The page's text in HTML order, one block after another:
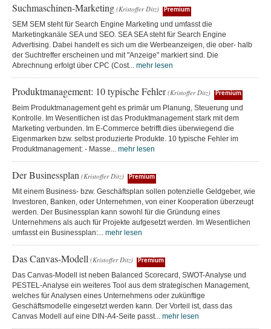
Suchmaschinen-Marketing (Kristoffer Ditz) Premium
SEM SEM steht für Search Engine Marketing und umfasst die
Marketingkanäle SEA und SEO. SEA SEA steht für Search Engine
Advertising. Dabei handelt es sich um die Werbeanzeigen, die ober- halb
der Suchtreffer erscheinen und mit "Anzeige" markiert sind. Die
Abrechnung erfolgt über CPC (Cost... mehr lesen
Produktmanagement: 10 typische Fehler (Kristoffer Ditz) Premium
Beim Produktmanagement geht es primär um Planung, Steuerung und
Kontrolle. Im Wesentlichen ist das Produktmanagement stark mit dem
Marketing verbunden. Im E-Commerce betrifft dies überwiegend die
Eigenmarken bzw. selbst produzierte Produkte. 10 typische Fehler im
Produktmanagement: - Masse... mehr lesen
Der Businessplan (Kristoffer Ditz) Premium
Mit einem Business- bzw. Geschäftsplan sollen potenzielle Geldgeber, wie
Investoren, Banken, oder Unternehmen, von einer Kooperation überzeugt
werden. Der Businessplan kann sowohl für die Gründung eines
Unternehmens als auch für Projekte aufgesetzt werden. Im Wesentlichen
umfasst ein Businessplan:... mehr lesen
Das Canvas-Modell (Kristoffer Ditz) Premium
Das Canvas-Modell ist neben Balanced Scorecard, SWOT-Analyse und
PESTEL-Analyse ein weiteres Tool aus dem strategischen Management,
welches für Analysen eines Unternehmens oder zukünftige
Geschäftsmodelle eingesetzt werden kann. Der Vorteil ist, dass das
Canvas Modell auf eine DIN-A4-Seite passt... mehr lesen